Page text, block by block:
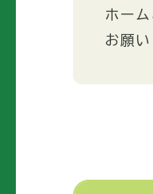
ホー
お願い